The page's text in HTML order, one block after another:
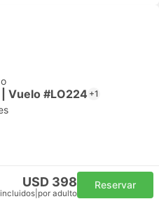
Vuelo #LO224 +1
USD 398
por adulto
Reservar